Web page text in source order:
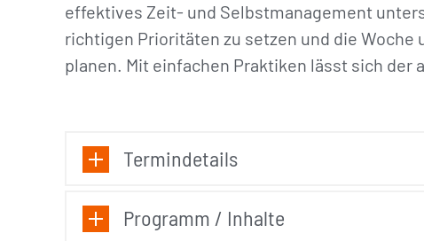
effektives Zeit- und Selbstmanagement
richtigen Prioritäten zu setzen und die Woche
planen. Mit einfachen Praktiken lässt sich der
Termindetails
Programm / Inhalte